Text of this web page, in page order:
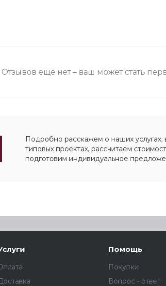
Отзывов ещё нет – ваш может стать
Подробно расскажем о наших услугах,
типовых проектах, рассчитаем
подготовим индивидуальное
Помощь
Покупки
Вопрос - ответ